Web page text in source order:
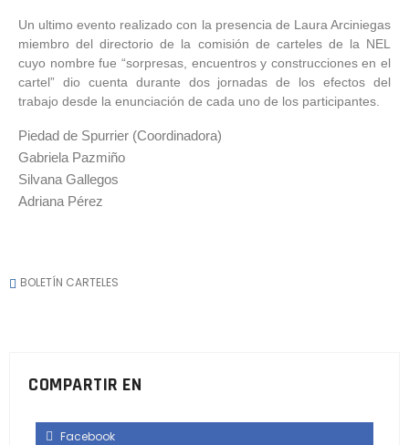
Un ultimo evento realizado con la presencia de Laura Arciniegas
miembro del directorio de la comisión de carteles de la NEL
cuyo nombre fue “sorpresas, encuentros y construcciones en el
cartel” dio cuenta durante dos jornadas de los efectos del
trabajo desde la enunciación de cada uno de los participantes.
Piedad de Spurrier (Coordinadora)
Gabriela Pazmiño
Silvana Gallegos
Adriana Pérez
BOLETÍN CARTELES
COMPARTIR EN
Facebook